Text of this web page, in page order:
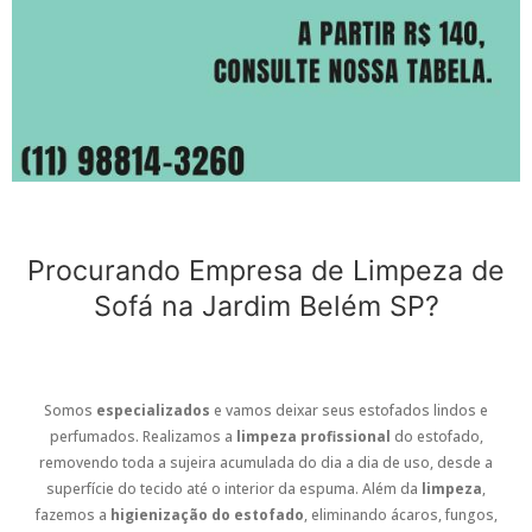
Procurando Empresa de Limpeza de
Sofá na Jardim Belém SP?
Somos especializados e vamos deixar seus estofados lindos e
perfumados. Realizamos a limpeza profissional do estofado,
removendo toda a sujeira acumulada do dia a dia de uso, desde a
superfície do tecido até o interior da espuma. Além da limpeza,
fazemos a higienização do estofado, eliminando ácaros, fungos,